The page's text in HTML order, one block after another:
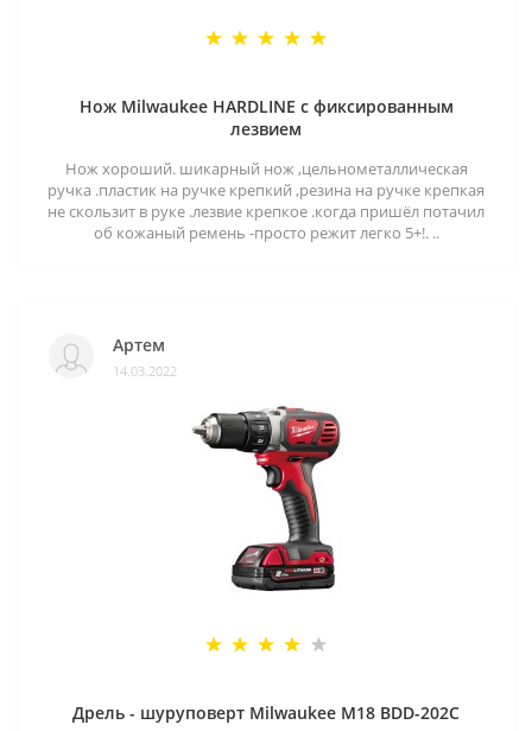
Нож Milwaukee HARDLINE с фиксированным
лезвием
Нож хороший. шикарный нож ,цельнометаллическая
ручка .пластик на ручке крепкий ,резина на ручке крепкая
не скользит в руке .лезвие крепкое .когда пришёл потачил
об кожаный ремень -просто режит легко 5+!. ..
Артем
14.03.2022
Дрель - шуруповерт Milwaukee M18 BDD-202C